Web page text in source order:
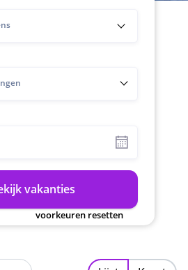
vakanties
voorkeuren resetten